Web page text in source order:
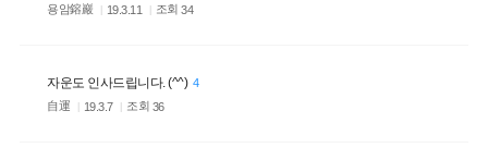
용암鎔巖
19.3.11 조회34
자운도 인사드립니다. (^^) 4
自運
19.3.7 조회 36